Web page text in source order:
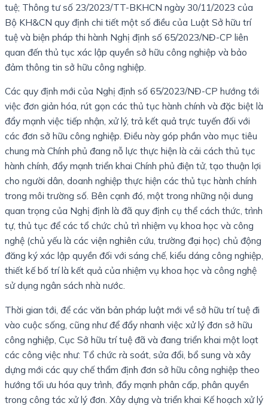
tuệ; Thông tư số 23/2023/TT-BKHCN ngày 30/11/2023 của
Bộ KH&CN quy định chi tiết một số điều của Luật Sở hữu trí
tuệ và biện pháp thi hành Nghị định số 65/2023/NĐ-CP liên
quan đến thủ tục xác lập quyền sở hữu công nghiệp và bảo
đảm thông tin sở hữu công nghiệp.
Các quy định mới của Nghị định số 65/2023/NĐ-CP hướng tới
việc đơn giản hóa, rút gọn các thủ tục hành chính và đặc biệt là
đẩy mạnh việc tiếp nhận, xử lý, trả kết quả trực tuyến đối với
các đơn sở hữu công nghiệp. Điều này góp phần vào mục tiêu
chung mà Chính phủ đang nỗ lực thực hiện là cải cách thủ tục
hành chính, đẩy mạnh triển khai Chính phủ điện tử, tạo thuận lợi
cho người dân, doanh nghiệp thực hiện các thủ tục hành chính
trong môi trường số. Bên cạnh đó, một trong những nội dung
quan trọng của Nghị định là đã quy định cụ thể cách thức, trình
tự, thủ tục để các tổ chức chủ trì nhiệm vụ khoa học và công
nghệ (chủ yếu là các viện nghiên cứu, trường đại học) chủ động
đăng ký xác lập quyền đối với sáng chế, kiểu dáng công nghiệp,
thiết kế bố trí là kết quả của nhiệm vụ khoa học và công nghệ
sử dụng ngân sách nhà nước.
Thời gian tới, để các văn bản pháp luật mới về sở hữu trí tuệ đi
vào cuộc sống, cũng như để đẩy nhanh việc xử lý đơn sở hữu
công nghiệp, Cục Sở hữu trí tuệ đã và đang triển khai một loạt
các công việc như: Tổ chức rà soát, sửa đổi, bổ sung và xây
dựng mới các quy chế thẩm định đơn sở hữu công nghiệp theo
hướng tối ưu hóa quy trình, đẩy mạnh phân cấp, phân quyền
trong công tác xử lý đơn. Xây dựng và triển khai Kế hoạch xử lý